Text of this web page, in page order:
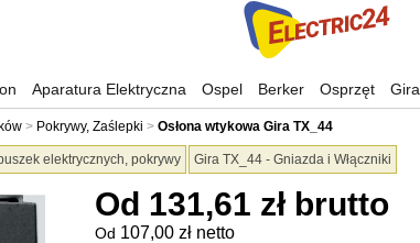
Aparatura Elektryczna Ospel Berker Osprzęt Gira
Pokrywy, Zaślepki Osłona wtykowa Gira TX_44
elektrycznych, pokrywy Gira TX_44 - Gniazda i Włączniki
Od 131,61 zł brutto
Od 107,00 zł netto